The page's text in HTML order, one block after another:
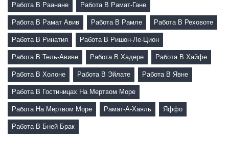
Работа В Раанане Работа В Рамат-Гане
Работа В Рамат Авив Работа В Рамле Работа В Реховоте
Работа В Ринатия Работа В Ришон-Ле-Цион
Работа В Тель-Авиве Работа В Хадере Работа В Хайфе
Работа В Холоне Работа В Эйлате Работа В Явне
Работа В Гостиницах На Мертвом Море
Работа На Мертвом Море Рамат-А-Хаяль Яффо
Работа В Бней Брак